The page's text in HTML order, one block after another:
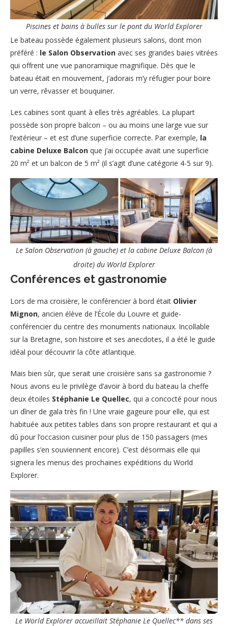
Piscines et bains à bulles sur le pont du World Explorer
Le bateau possède également plusieurs salons, dont mon
préféré : le Salon Observation avec ses grandes baies vitrées
qui offrent une vue panoramique magnifique. Dès que le
bateau était en mouvement, j’adorais m’y réfugier pour boire
un verre, rêvasser et bouquiner.
Les cabines sont quant à elles très agréables. La plupart
possède son propre balcon – ou au moins une large vue sur
l’extérieur – et est d’une superficie correcte. Par exemple, la
cabine Deluxe Balcon que j’ai occupée avait une superficie
20 m² et un balcon de 5 m² (il s’agit d’une catégorie 4-5 sur 9).
Le Salon Observation (à gauche) et la cabine Deluxe Balcon (à
droite) du World Explorer
Conférences et gastronomie
Lors de ma croisière, le conférencier à bord était Olivier
Mignon, ancien élève de l’École du Louvre et guide-
conférencier du centre des monuments nationaux. Incollable
sur la Bretagne, son histoire et ses anecdotes, il a été le guide
idéal pour découvrir la côte atlantique.
Mais bien sûr, que serait une croisière sans sa gastronomie ?
Nous avons eu le privilège d’avoir à bord du bateau la cheffe
deux étoiles Stéphanie Le Quellec, qui a concocté pour nous
un dîner de gala très fin ! Une vraie gageure pour elle, qui est
habituée aux petites tables dans son propre restaurant et qui a
dû pour l’occasion cuisiner pour plus de 150 passagers (mes
papilles s’en souviennent encore). C’est désormais elle qui
signera les menus des prochaines expéditions du World
Explorer.
Le World Explorer accueillait Stéphanie Le Quellec** dans ses